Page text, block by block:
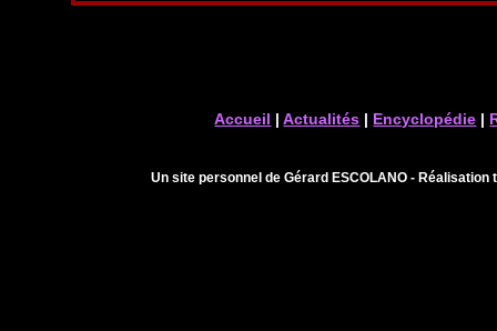
Accueil |Actualités | Encyclopédie |
Un site personnel de Gérard ESCOLANO -